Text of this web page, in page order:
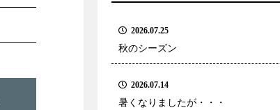
2026.07.25
秋のシーズン
2026.07.14
暑くなりましたが・・・